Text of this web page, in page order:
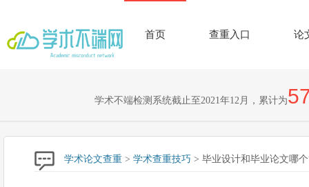
首页 查重入口 论
学术不端检测系统截止至2021年12月，累计为
学术论文查重 > 学术查重技巧 > 毕业设计和毕业论文哪